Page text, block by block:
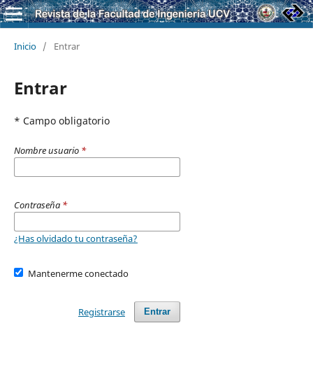
Inicio / Entrar
Entrar
* Campo obligatorio
Nombre usuario *
Contraseña *
¿Has olvidado tu contraseña?
Mantenerme conectado
Entrar
Registrarse